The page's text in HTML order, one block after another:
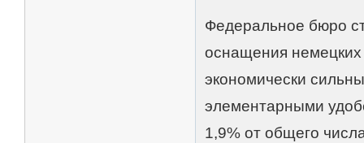
Федеральное бюро
оснащения
экономически
элементарными
1,9% от общего